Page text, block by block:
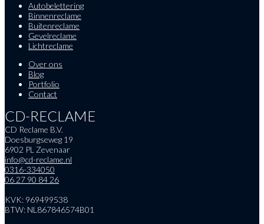
Autobelettering
Binnenreclame
Buitenreclame
Gevelreclame
Lichtreclame
Over ons
Blog
Portfolio
Contact
CD-RECLAME
CD Reclame B.V.
Doesburgseweg 19
6902 PL Zevenaar
info@cd-reclame.nl
0316-334050
06 27 90 84 26
KVK: 969499538
BTW: NL867846574B01